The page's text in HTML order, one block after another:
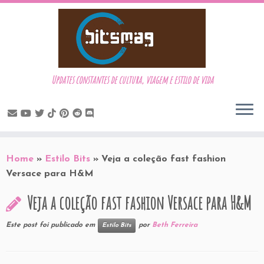
to
content
Updates constantes de cultura, viagem e estilo de vida
Home » Estilo Bits » Veja a coleção fast fashion
Versace para H&M
Veja a coleção fast fashion Versace para H&M
Este post foi publicado em Estilo Bits por Beth Ferreira